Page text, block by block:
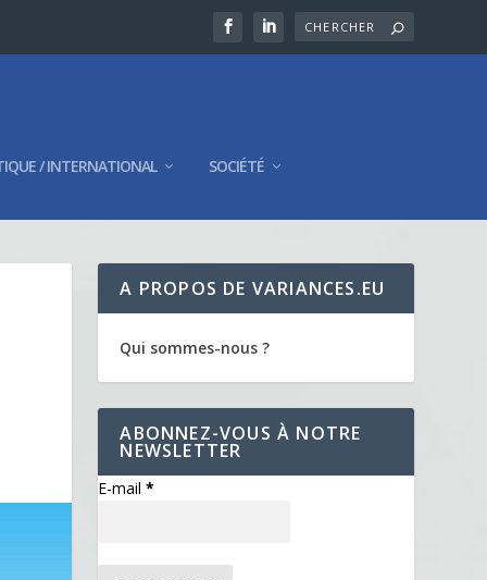
/ INTERNATIONAL SOCIÉTÉ
A PROPOS DE VARIANCES.EU
Qui sommes-nous ?
ABONNEZ-VOUS À NOTRE
NEWSLETTER
E-mail*